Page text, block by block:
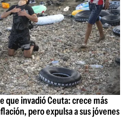
que invadió Ceuta: crece más
pero expulsa a sus jóvenes